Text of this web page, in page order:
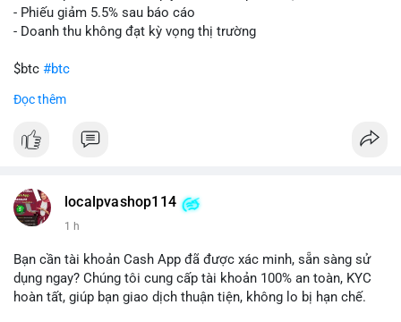
- Phiếu giảm 5.5% sau báo cáo
- Doanh thu không đạt kỳ vọng thị trường
$btc #btc
#vlikevn
📰 Nguồn: Cointelegraph
Đọc thêm
localpvashop114
1 h
Bạn cần tài khoản Cash App đã được xác minh, sẵn sàng sử
dụng ngay? Chúng tôi cung cấp tài khoản 100% an toàn, KYC
hoàn tất, giúp bạn giao dịch thuận tiện, không lo bị hạn chế.